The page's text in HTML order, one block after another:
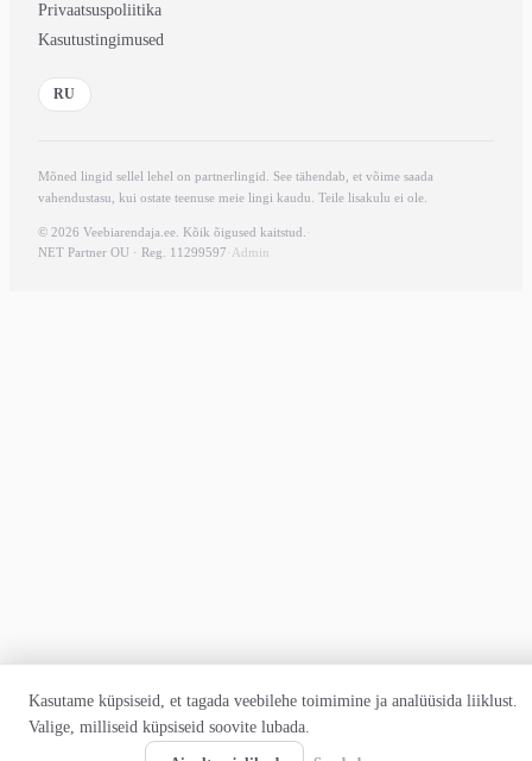
Privaatsuspoliitika
Kasutustingimused
RU
Mõned lingid sellel lehel on partnerlingid. See tähendab, et võime saada
vahendustasu, kui ostate teenuse meie lingi kaudu. Teile lisakulu ei ole.
© 2026 Veebiarendaja.ee. Kõik õigused kaitstud. ·
NET Partner OU · Reg. 11299597· Admin
Kasutame küpsiseid, et tagada veebilehe toimimine ja analüüsida liiklust.
Valige, milliseid küpsiseid soovite lubada.